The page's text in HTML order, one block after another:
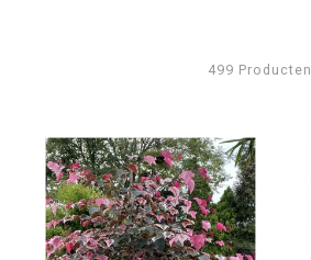
499 Producten